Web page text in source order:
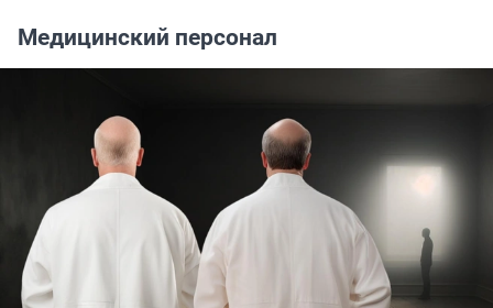
Медицинский персонал